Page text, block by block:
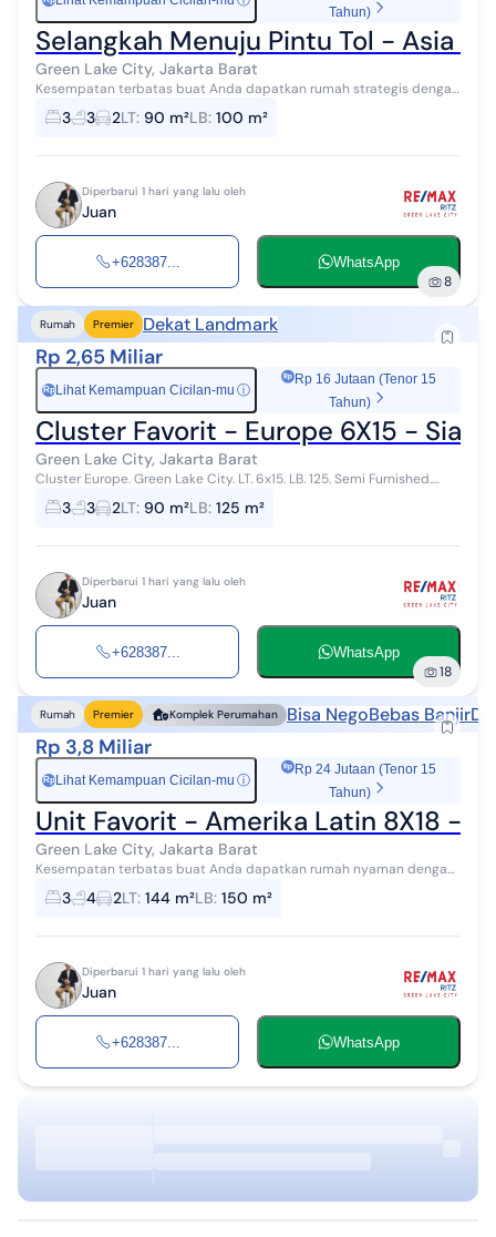
Tahun)
Selangkah Menuju Pintu Tol - Asia
Green Lake City, Jakarta Barat
Kesempatan terbatas buat Anda dapatkan rumah strategis dengan
return investasi tinggi di Green Lake City, Jakarta Barat. Rumah ini
menawarkan loka...
3 3 2LT: 90 m²LB: 100 m²
Diperbarui 1 hari yang lalu oleh
Juan
+628387... WhatsApp
8
Rumah Premier Dekat Landmark
Rp 2,65 Miliar
Rp Lihat Kemampuan Cicilan-mu ⓘ
Rp 16 Jutaan (Tenor 15
Tahun)
Cluster Favorit - Europe 6X15 - Siap
Green Lake City, Jakarta Barat
Cluster Europe. Green Lake City. LT. 6x15. LB. 125. Semi Furnished.
3 3 2LT: 90 m²LB: 125 m²
Diperbarui 1 hari yang lalu oleh
Juan
+628387... WhatsApp
18
Rumah Premier Komplek Perumahan Bisa NegoBebas Banjir
Rp 3,8 Miliar
Rp Lihat Kemampuan Cicilan-mu ⓘ
Rp 24 Jutaan (Tenor 15
Tahun)
Unit Favorit - Amerika Latin 8X18 -
Green Lake City, Jakarta Barat
Kesempatan terbatas buat Anda dapatkan rumah nyaman dengan
return investasi tinggi di Green Lake City, Jakarta Barat. Rumah ini
menawarkan lokasi ...
3 4 2LT: 144 m²LB: 150 m²
Diperbarui 1 hari yang lalu oleh
Juan
+628387... WhatsApp